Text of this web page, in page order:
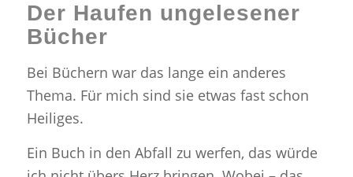
Der Haufen ungelesener
Bücher
Bei Büchern war das lange ein anderes
Thema. Für mich sind sie etwas fast schon
Heiliges.
Ein Buch in den Abfall zu werfen, das würde